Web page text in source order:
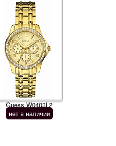
Guess W0403L2
нет в наличии